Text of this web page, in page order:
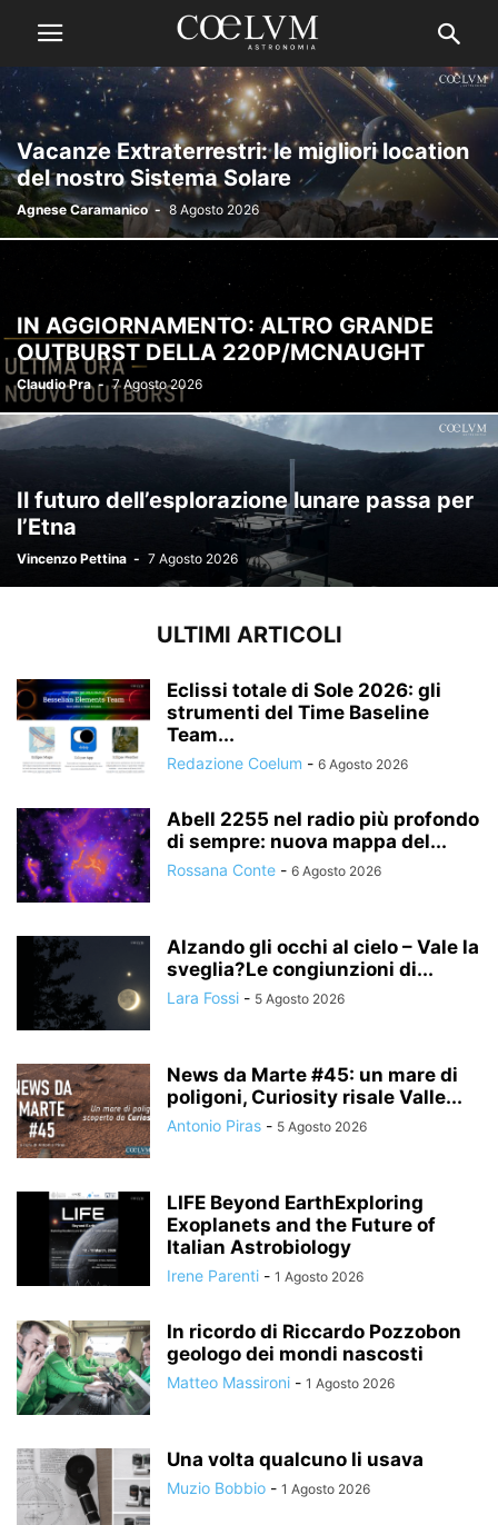
Vacanze Extraterrestri: le migliori location
del nostro Sistema Solare
Agnese Caramanico - 8 Agosto 2026
IN AGGIORNAMENTO: ALTRO GRANDE
OUTBURST DELLA 220P/MCNAUGHT
Claudio Pra - 7 Agosto 2026
Il futuro dell’esplorazione lunare passa per
l’Etna
Vincenzo Pettina - 7 Agosto 2026
ULTIMI ARTICOLI
Eclissi totale di Sole 2026: gli
strumenti del Time Baseline
Team...
Redazione Coelum - 6 Agosto 2026
Abell 2255 nel radio più profondo
di sempre: nuova mappa del...
Rossana Conte - 6 Agosto 2026
Alzando gli occhi al cielo – Vale la
sveglia?Le congiunzioni di...
Lara Fossi - 5 Agosto 2026
News da Marte #45: un mare di
poligoni, Curiosity risale Valle...
Antonio Piras - 5 Agosto 2026
LIFE Beyond EarthExploring
Exoplanets and the Future of
Italian Astrobiology
Irene Parenti - 1 Agosto 2026
In ricordo di Riccardo Pozzobon
geologo dei mondi nascosti
Matteo Massironi - 1 Agosto 2026
Una volta qualcuno li usava
Muzio Bobbio - 1 Agosto 2026